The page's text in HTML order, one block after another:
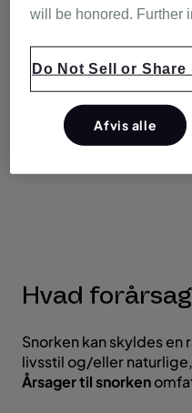
andre tilstande, der
tegn, du bør være
Høj snorken, der
Gisp efter luft under
Tør mund eller ondt
Udtalt træthed i
Hvad
Snorken kan skyldes
livsstil og/eller
Årsager til snorken
will be honored. Further
Do Not Sell or
Afvis alle